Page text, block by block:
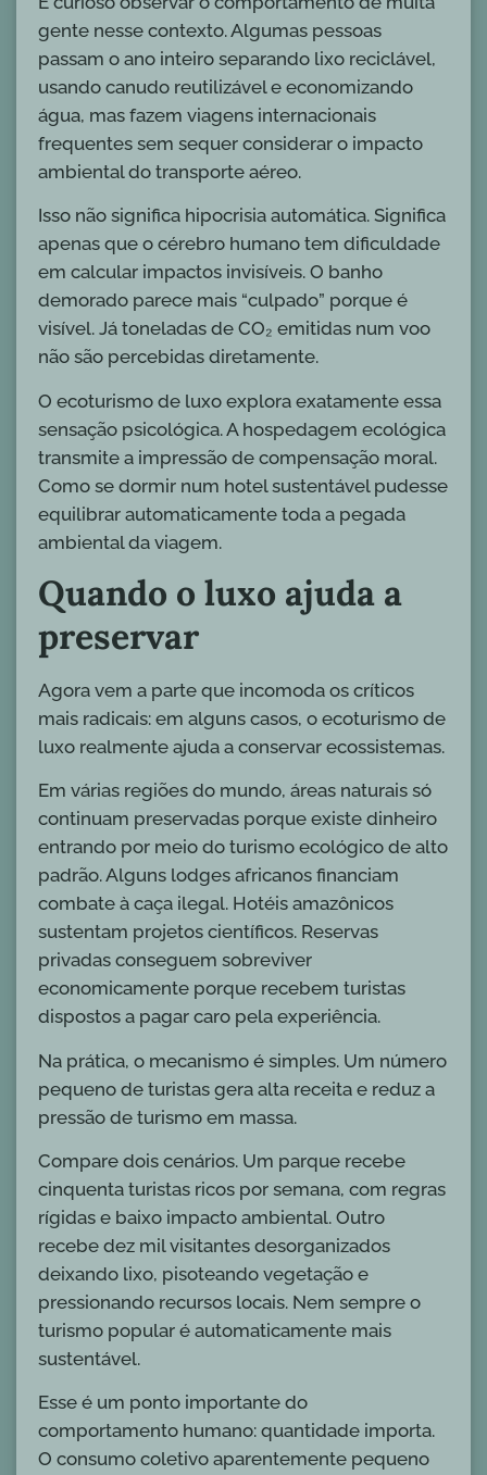
gente nesse contexto. Algumas pessoas
passam o ano inteiro separando lixo reciclável,
usando canudo reutilizável e economizando
água, mas fazem viagens internacionais
frequentes sem sequer considerar o impacto
ambiental do transporte aéreo.
Isso não significa hipocrisia automática. Significa
apenas que o cérebro humano tem dificuldade
em calcular impactos invisíveis. O banho
demorado parece mais “culpado” porque é
visível. Já toneladas de CO₂ emitidas num voo
não são percebidas diretamente.
O ecoturismo de luxo explora exatamente essa
sensação psicológica. A hospedagem ecológica
transmite a impressão de compensação moral.
Como se dormir num hotel sustentável pudesse
equilibrar automaticamente toda a pegada
ambiental da viagem.
Quando o luxo ajuda a
preservar
Agora vem a parte que incomoda os críticos
mais radicais: em alguns casos, o ecoturismo de
luxo realmente ajuda a conservar ecossistemas.
Em várias regiões do mundo, áreas naturais só
continuam preservadas porque existe dinheiro
entrando por meio do turismo ecológico de alto
padrão. Alguns lodges africanos financiam
combate à caça ilegal. Hotéis amazônicos
sustentam projetos científicos. Reservas
privadas conseguem sobreviver
economicamente porque recebem turistas
dispostos a pagar caro pela experiência.
Na prática, o mecanismo é simples. Um número
pequeno de turistas gera alta receita e reduz a
pressão de turismo em massa.
Compare dois cenários. Um parque recebe
cinquenta turistas ricos por semana, com regras
rígidas e baixo impacto ambiental. Outro
recebe dez mil visitantes desorganizados
deixando lixo, pisoteando vegetação e
pressionando recursos locais. Nem sempre o
turismo popular é automaticamente mais
sustentável.
Esse é um ponto importante do
comportamento humano: quantidade importa.
O consumo coletivo aparentemente pequeno